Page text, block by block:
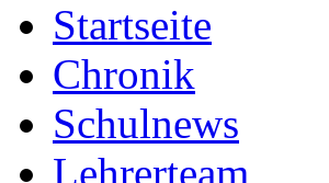
Startseite
Chronik
Schulnews
Lehrerteam